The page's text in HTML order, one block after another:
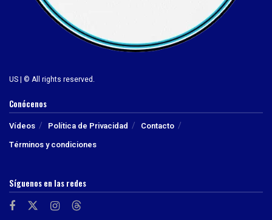
US | © All rights reserved.
Conócenos
Vídeos Política de Privacidad
Contacto
Términos y condiciones
Síguenos en las redes